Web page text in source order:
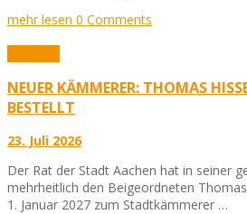
mehr lesen 0 Comments
NEUER KÄMMERER: THOMAS
BESTELLT
23. Juli 2026
Der Rat der Stadt Aachen hat in seiner
mehrheitlich den Beigeordneten
1. Januar 2027 zum Stadtkämmerer …